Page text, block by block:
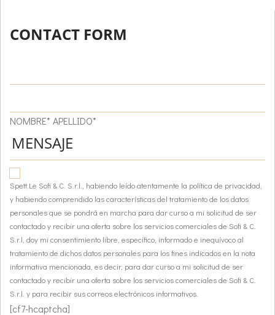
CONTACT FORM
NOMBRE* APELLIDO*
Spett.Le Sofi & C. S.r.l., habiendo leído atentamente la política de privacidad,
y habiendo comprendido las características del tratamiento de los datos
personales que se pondrá en marcha para dar curso a mi solicitud de ser
contactado y recibir una oferta sobre los servicios comerciales de Sofi & C.
S.r.l, doy mi consentimiento libre, específico, informado e inequívoco al
tratamiento de dichos datos personales para los fines indicados en la nota
informativa mencionada, es decir, para dar curso a mi solicitud de ser
contactado y recibir una oferta sobre los servicios comerciales de Sofi & C.
S.r.l. y para recibir sus correos electrónicos informativos.
[cf7-hcaptcha]